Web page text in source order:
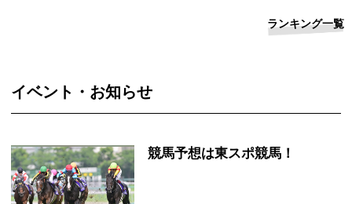
ランキング一覧
イベント・お知らせ
競馬予想は東スポ競馬！